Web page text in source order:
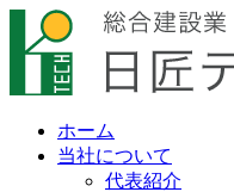
ホーム
当社について
代表紹介